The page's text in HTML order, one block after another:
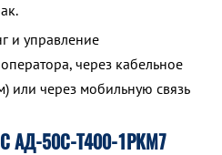
и управление
через кабельное
или через мобильную связь
АД-50С-Т400-1РКМ7